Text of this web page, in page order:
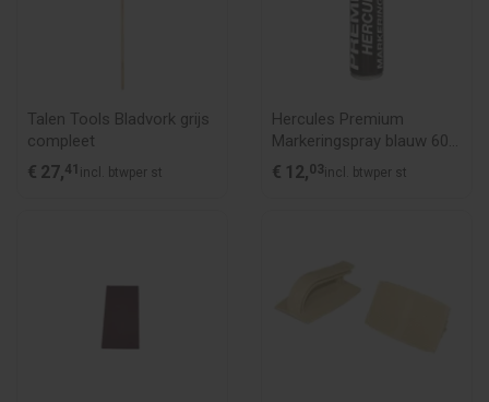
Talen Tools Bladvork grijs
compleet
€ 27,41 incl. btwper st
Hercules Premium
Markeringspray blauw 600
ml
€ 12,03 incl. btwper st